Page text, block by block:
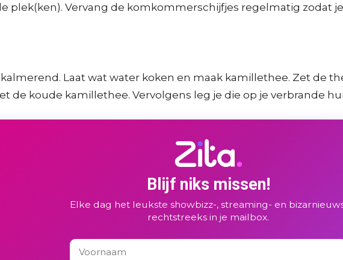
plek(ken). Vervang de komkommerschijfjes regelmatig zodat
Laat wat water koken en maak kamillethee. Zet de
de koude kamillethee. Vervolgens leg je die op je verbrande
Blijf niks missen!
Elke dag het leukste showbizz-, streaming- en
rechtstreeks in je mailbox.